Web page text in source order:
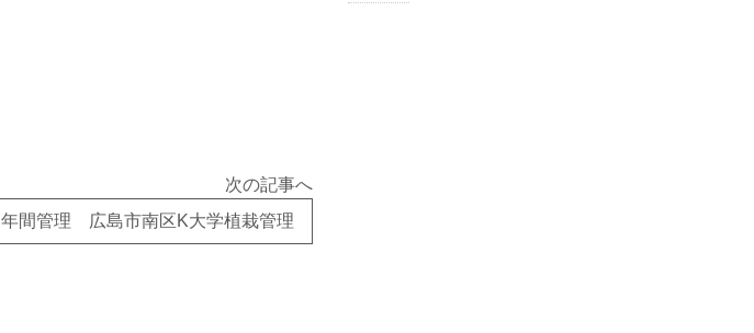
次の記事へ
年間管理 広島市南区K大学植栽管理